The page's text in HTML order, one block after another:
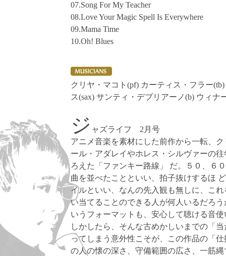
07.Song For My Teacher
08.Love Your Magic Spell Is Everywhere
09.Mama Time
10.Oh! Blues
クリヤ・マコト(pf) カーティス・フラー
ス(sax) サンティ・デブリアーノ(b) ウィナ
ジ ャズライフ 2月号
アニメ音楽を素材にした前作から一転、
ール・アダレイやホレス・シルヴァーの
ろえた「ファンキー路線」 だ。５０、６
曲を並べたことといい、拍子抜けするほ
イルといい、なんの先入観も無しに、こ
い当てることのできる人が何人いるだろ
いうフォーマットも、安心して聴ける音
しかしたら、そんな古めかしいまでの「
ってしまう意外性こそが、この作品の「
の人の懐の深さ、守備範囲の広さ、一筋